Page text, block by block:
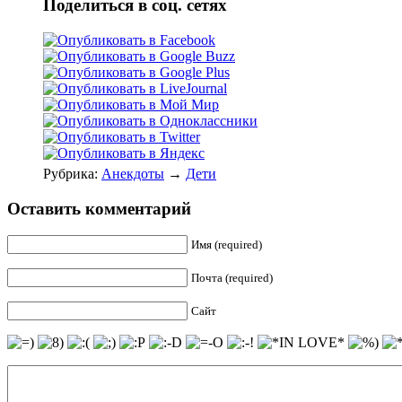
Поделиться в соц. сетях
Рубрика: Анекдоты → Дети
Оставить комментарий
Имя (required)
Почта (required)
Сайт